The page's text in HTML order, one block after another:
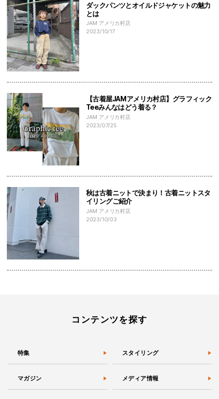
ダックパンツとオイルドジャケットの魅力
とは
JAM アメリカ村店
2023/10/17
【古着屋JAMアメリカ村店】グラフィック
Teeみんなはどう着る？
JAM アメリカ村店
2023/07/25
秋は古着ニットで決まり！古着ニットスタ
イリングご紹介
JAM アメリカ村店
2023/10/03
コンテンツを探す
特集 スタイリング
マガジン メディア情報